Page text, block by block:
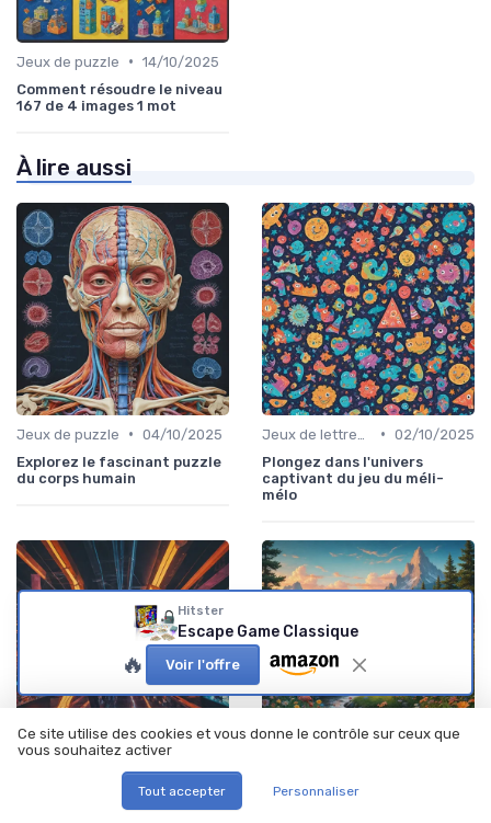
Jeux de puzzle • 14/10/2025
Comment résoudre le niveau
167 de 4 images 1 mot
À lire aussi
Jeux de puzzle • 04/10/2025
Explorez le fascinant puzzle
du corps humain
• 02/10/2025
Plongez dans l'univers
captivant du jeu du méli-
mélo
Jeux de simulation • 02/10/2025
Comprendre le jeu des
Explorez le monde fascinant
Hitster
Escape Game Classique
🔥 Voir l'offre
Ce site utilise des cookies et vous donne le contrôle sur ceux que
vous souhaitez activer
Tout accepter Personnaliser